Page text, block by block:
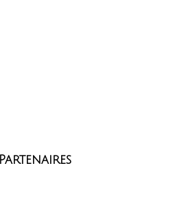
Partenaires